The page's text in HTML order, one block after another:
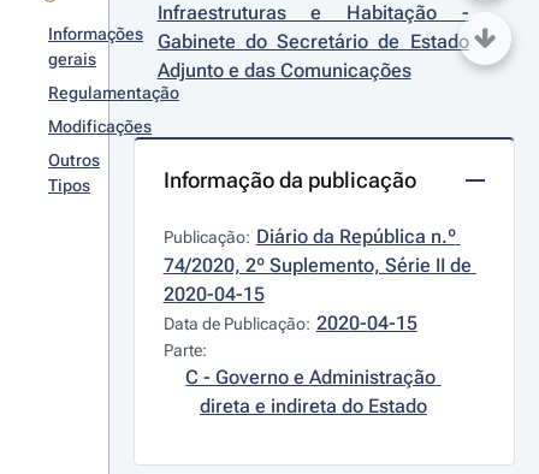
Informações
gerais
Regulamentação
Modificações
Outros
Tipos
Infraestruturas e Habitação -
Gabinete do Secretário de Estado
Adjunto e das Comunicações
Informação da publicação
Publicação: Diário da República n.º
74/2020, 2º Suplemento, Série II de
2020-04-15
Data de Publicação: 2020-04-15
Parte:
C - Governo e Administração
direta e indireta do Estado